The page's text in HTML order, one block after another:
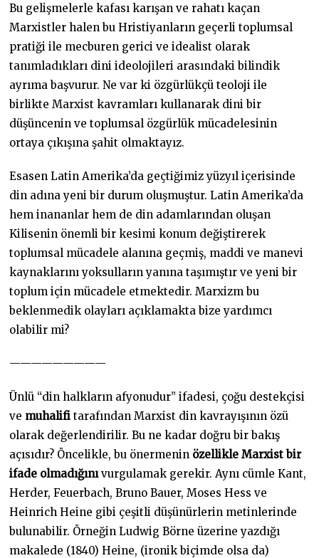
Bu gelişmelerle kafası karışan ve rahatı kaçan
Marxistler halen bu Hristiyanların geçerli toplumsal
pratiği ile mecburen gerici ve idealist olarak
tanımladıkları dini ideolojileri arasındaki bilindik
ayrıma başvurur. Ne var ki özgürlükçü teoloji ile
birlikte Marxist kavramları kullanarak dini bir
düşüncenin ve toplumsal özgürlük mücadelesinin
ortaya çıkışına şahit olmaktayız.
Esasen Latin Amerika’da geçtiğimiz yüzyıl içerisinde
din adına yeni bir durum oluşmuştur. Latin Amerika’da
hem inananlar hem de din adamlarından oluşan
Kilisenin önemli bir kesimi konum değiştirerek
toplumsal mücadele alanına geçmiş, maddi ve manevi
kaynaklarını yoksulların yanına taşımıştır ve yeni bir
toplum için mücadele etmektedir. Marxizm bu
beklenmedik olayları açıklamakta bize yardımcı
olabilir mi?
—————————
Ünlü “din halkların afyonudur” ifadesi, çoğu destekçisi
ve muhalifi tarafından Marxist din kavrayışının özü
olarak değerlendirilir. Bu ne kadar doğru bir bakış
açısıdır? Öncelikle, bu önermenin özellikle Marxist bir
ifade olmadığınıvurgulamak gerekir. Aynı cümle Kant,
Herder, Feuerbach, Bruno Bauer, Moses Hess ve
Heinrich Heine gibi çeşitli düşünürlerin metinlerinde
bulunabilir. Örneğin Ludwig Börne üzerine yazdığı
makalede (1840) Heine, (ironik biçimde olsa da)